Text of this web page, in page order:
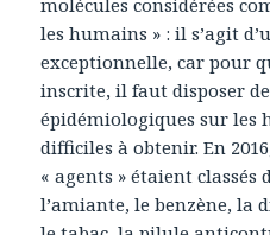
les humains » : il s’agit
exceptionnelle, car pour
inscrite, il faut disposer
épidémiologiques sur les
difficiles à obtenir. En
« agents » étaient classés
l’amiante, le benzène, la